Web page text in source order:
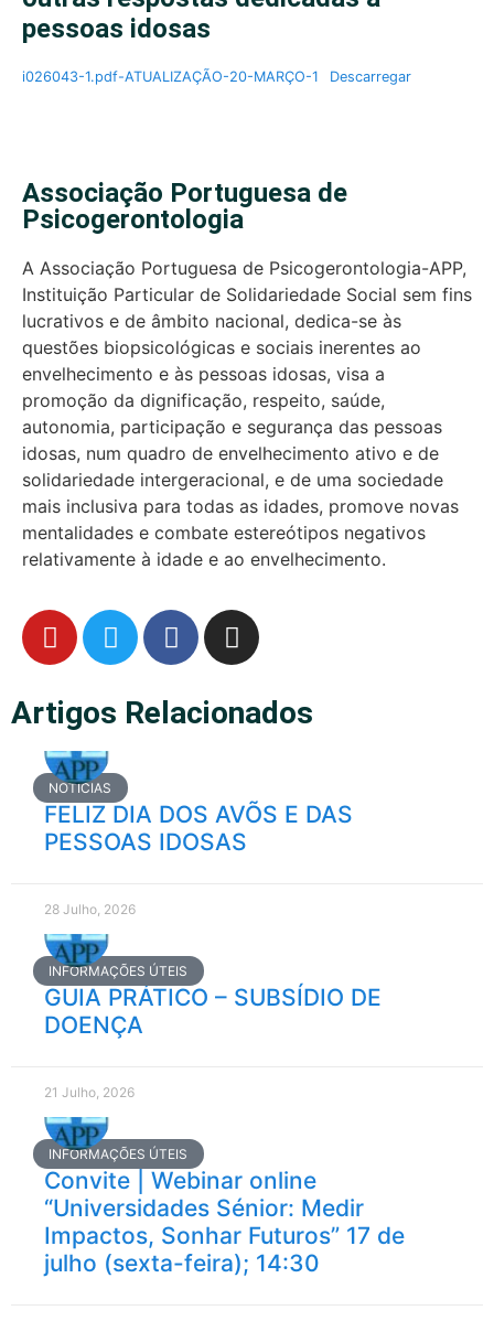
pessoas idosas
i026043-1.pdf-ATUALIZAÇÃO-20-MARÇO-1 Descarregar
Associação Portuguesa de
Psicogerontologia
A Associação Portuguesa de Psicogerontologia-APP,
Instituição Particular de Solidariedade Social sem fins
lucrativos e de âmbito nacional, dedica-se às
questões biopsicológicas e sociais inerentes ao
envelhecimento e às pessoas idosas, visa a
promoção da dignificação, respeito, saúde,
autonomia, participação e segurança das pessoas
idosas, num quadro de envelhecimento ativo e de
solidariedade intergeracional, e de uma sociedade
mais inclusiva para todas as idades, promove novas
mentalidades e combate estereótipos negativos
relativamente à idade e ao envelhecimento.
Artigos Relacionados
NOTÍCIAS
FELIZ DIA DOS AVÕS E DAS
PESSOAS IDOSAS
28 Julho, 2026
INFORMAÇÕES ÚTEIS
GUIA PRÁTICO – SUBSÍDIO DE
DOENÇA
21 Julho, 2026
INFORMAÇÕES ÚTEIS
Convite | Webinar online
“Universidades Sénior: Medir
Impactos, Sonhar Futuros” 17 de
julho (sexta-feira); 14:30